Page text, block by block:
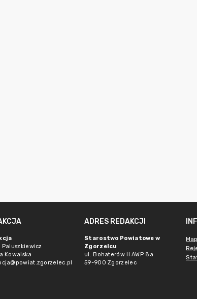
Paluszkiewicz
Kowalska
ADRES REDAKCJI
Starostwo Powiatowe w
Zgorzelcu
ul. Bohaterów II AWP 8a
59-900 Zgorzelec